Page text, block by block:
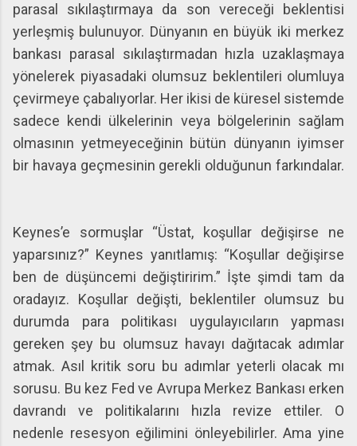
parasal sıkılaştırmaya da son vereceği beklentisi
yerleşmiş bulunuyor. Dünyanın en büyük iki merkez
bankası parasal sıkılaştırmadan hızla uzaklaşmaya
yönelerek piyasadaki olumsuz beklentileri olumluya
çevirmeye çabalıyorlar. Her ikisi de küresel sistemde
sadece kendi ülkelerinin veya bölgelerinin sağlam
olmasının yetmeyeceğinin bütün dünyanın iyimser
bir havaya geçmesinin gerekli olduğunun farkındalar.
Keynes’e sormuşlar “Üstat, koşullar değişirse ne
yaparsınız?” Keynes yanıtlamış: “Koşullar değişirse
ben de düşüncemi değiştiririm.” İşte şimdi tam da
oradayız. Koşullar değişti, beklentiler olumsuz bu
durumda para politikası uygulayıcıların yapması
gereken şey bu olumsuz havayı dağıtacak adımlar
atmak. Asıl kritik soru bu adımlar yeterli olacak mı
sorusu. Bu kez Fed ve Avrupa Merkez Bankası erken
davrandı ve politikalarını hızla revize ettiler. O
nedenle resesyon eğilimini önleyebilirler. Ama yine